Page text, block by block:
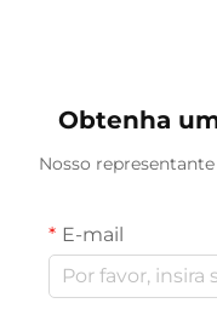
Obtenha
Nosso
E-mail